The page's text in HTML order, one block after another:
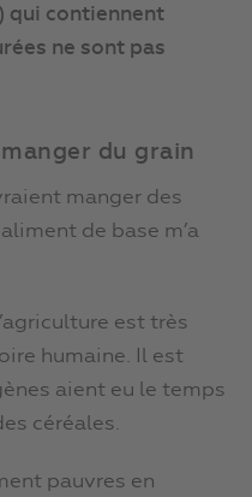
qui contiennent
ne sont pas
du grain
manger des
de base m’a
est très
humaine. Il est
aient eu le temps
céréales.
pauvres en